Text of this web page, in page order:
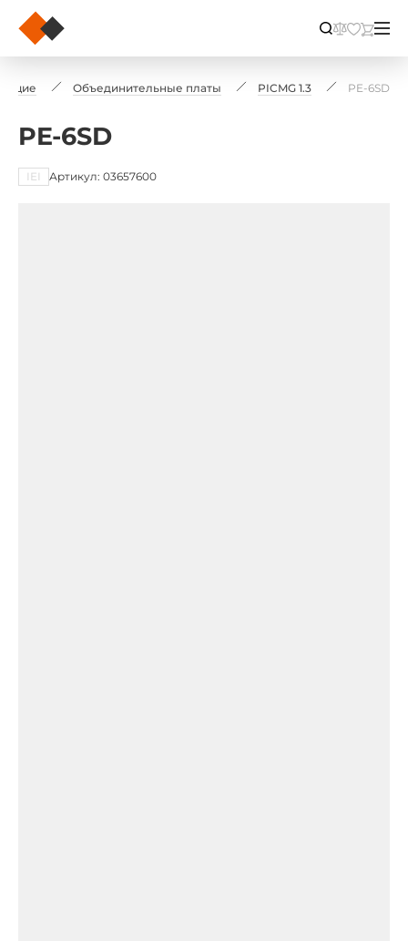
Объединительные платы PICMG 1.3 PE-6SD
PE-6SD
IEI Артикул: 03657600